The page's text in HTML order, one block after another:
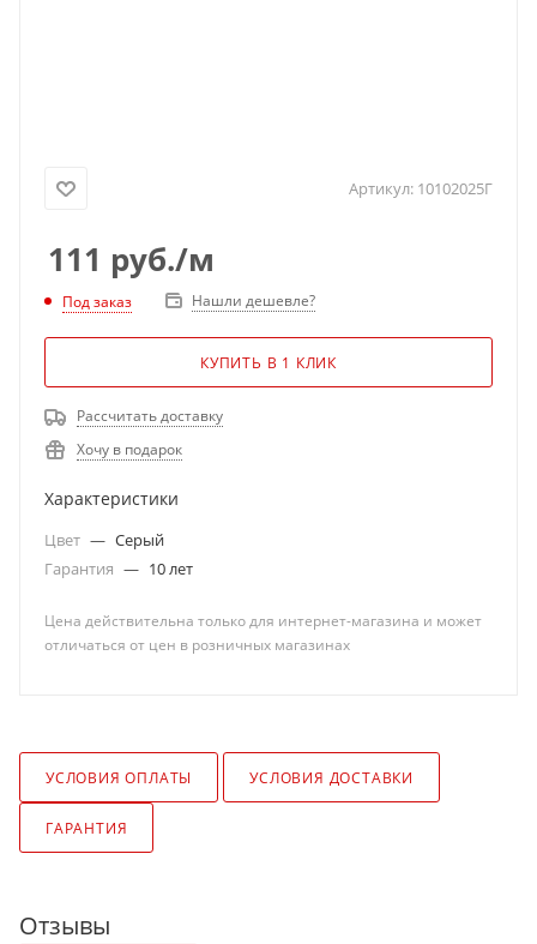
Артикул: 10102025Г
111 руб./м
Под заказ Нашли дешевле?
КУПИТЬ В 1 КЛИК
Рассчитать доставку
Хочу в подарок
Характеристики
Цвет — Серый
Гарантия — 10 лет
Цена действительна только для интернет-магазина и может
отличаться от цен в розничных магазинах
УСЛОВИЯ ОПЛАТЫ УСЛОВИЯ ДОСТАВКИ
ГАРАНТИЯ
Отзывы